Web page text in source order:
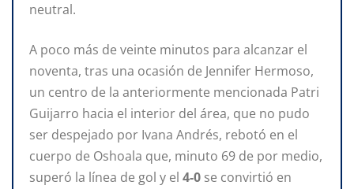
neutral.
A poco más de veinte minutos para alcanzar el
noventa, tras una ocasión de Jennifer Hermoso,
un centro de la anteriormente mencionada Patri
Guijarro hacia el interior del área, que no pudo
ser despejado por Ivana Andrés, rebotó en el
cuerpo de Oshoala que, minuto 69 de por medio,
superó la línea de gol y el 4-0 se convirtió en